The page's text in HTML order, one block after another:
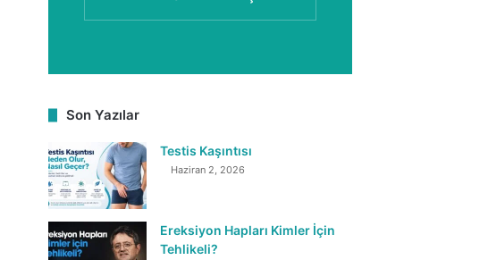
Son Yazılar
Testis Kaşıntısı
Haziran 2, 2026
Ereksiyon Hapları Kimler İçin
Tehlikeli?